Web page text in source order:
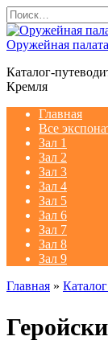
Перейти
к
содержанию
Search
for:
Оружейная
Каталог-
Кремля
Главная
Все
Зал 1
Зал 2
Зал 3
Зал 4
Зал 5
Зал 6
Зал 7
Зал 8
Зал 9
Главная »